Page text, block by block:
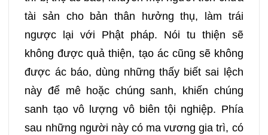
tài sản cho bản thân hưởng thụ, làm trái
ngược lại với Phật pháp. Nói tu thiện sẽ
không được quả thiện, tạo ác cũng sẽ không
được ác báo, dùng những thấy biết sai lệch
này để mê hoặc chúng sanh, khiến chúng
sanh tạo vô lượng vô biên tội nghiệp. Phía
sau những người này có ma vương gia trì, có